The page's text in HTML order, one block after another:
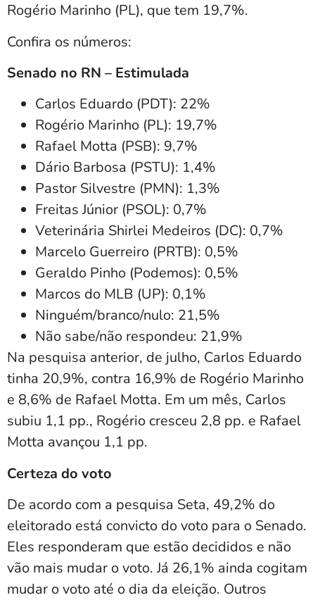
Rogério Marinho (PL), que tem 19,7%.
Confira os números:
Senado no RN – Estimulada
Carlos Eduardo (PDT): 22%
Rogério Marinho (PL): 19,7%
Rafael Motta (PSB): 9,7%
Dário Barbosa (PSTU): 1,4%
Pastor Silvestre (PMN): 1,3%
Freitas Júnior (PSOL): 0,7%
Veterinária Shirlei Medeiros (DC): 0,7%
Marcelo Guerreiro (PRTB): 0,5%
Geraldo Pinho (Podemos): 0,5%
Marcos do MLB (UP): 0,1%
Ninguém/branco/nulo: 21,5%
Não sabe/não respondeu: 21,9%
Na pesquisa anterior, de julho, Carlos Eduardo
tinha 20,9%, contra 16,9% de Rogério Marinho
e 8,6% de Rafael Motta. Em um mês, Carlos
subiu 1,1 pp., Rogério cresceu 2,8 pp. e Rafael
Motta avançou 1,1 pp.
Certeza do voto
De acordo com a pesquisa Seta, 49,2% do
eleitorado está convicto do voto para o Senado.
Eles responderam que estão decididos e não
vão mais mudar o voto. Já 26,1% ainda cogitam
mudar o voto até o dia da eleição. Outros